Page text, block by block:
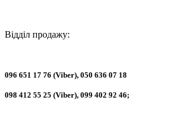
Відділ продажу:
096 651 17 76 (Viber), 050 636 07 18
098 412 55 25 (Viber), 099 402 92 46;